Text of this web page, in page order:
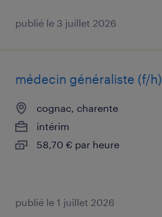
publié le 3 juillet 2026
médecin généraliste (f/h)
cognac, charente
intérim
58,70 € par heure
publié le 1 juillet 2026